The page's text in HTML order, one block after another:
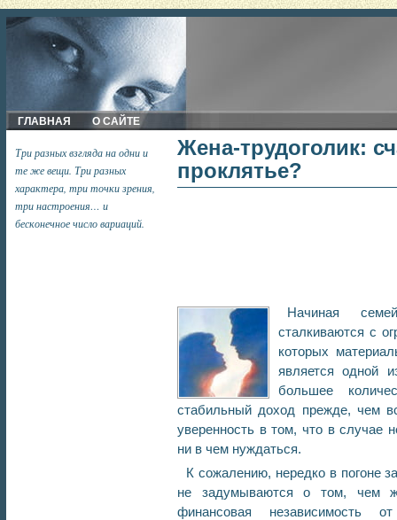
ГЛАВНАЯ О САЙТЕ
Три разных взгляда на одни и
те же вещи. Три разных
характера, три точки зрения,
три настроения… и
бесконечное число вариаций.
Жена-трудоголик:
проклятье?
Начиная
сталкиваются с
которых
является одной
большее
стабильный доход прежде, чем
уверенность в том, что в случае
ни в чем нуждаться.
К сожалению, нередко в погоне
не задумываются о том, чем
финансовая независимость